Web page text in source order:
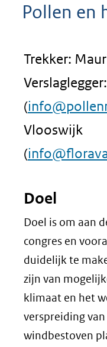
Pollen en
Trekker:
(
Vlooswijk
(
Doel
Doel is om aan
congres en
duidelijk te
zijn van
klimaat en het
verspreiding
windbestoven